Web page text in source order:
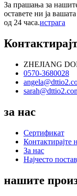
За прашања за
оставете ни ја
од 24 часа.истрага
ZHEJIANG
0570-3680028
за нас
Сертификат
Контактирајте
За нас
Најчесто
нашите